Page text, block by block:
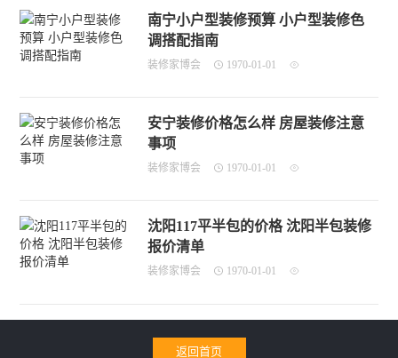
南宁小户型装修预算 小户型装修色
调搭配指南
装修家博会 1970-01-01
安宁装修价格怎么样 房屋装修注意
事项
装修家博会 1970-01-01
沈阳117平半包的价格 沈阳半包装修
报价清单
装修家博会 1970-01-01
返回首页